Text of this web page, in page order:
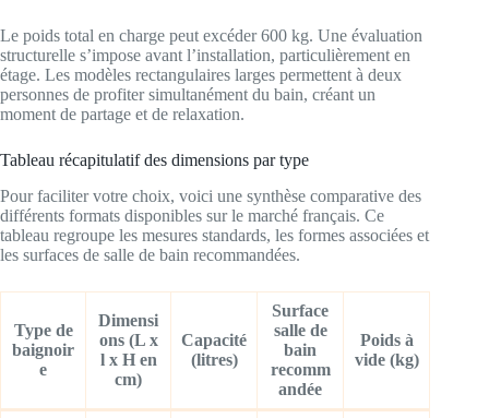
Le poids total en charge peut excéder 600 kg. Une évaluation
structurelle s’impose avant l’installation, particulièrement en
étage. Les modèles rectangulaires larges permettent à deux
personnes de profiter simultanément du bain, créant un
moment de partage et de relaxation.
Tableau récapitulatif des dimensions par type
Pour faciliter votre choix, voici une synthèse comparative des
différents formats disponibles sur le marché français. Ce
tableau regroupe les mesures standards, les formes associées et
les surfaces de salle de bain recommandées.
Type de
baignoir
e
Dimensi
ons (L x
l x H en
cm)
Capacité
(litres)
Surface
salle de
bain
recomm
andée
Poids à
vide (kg)